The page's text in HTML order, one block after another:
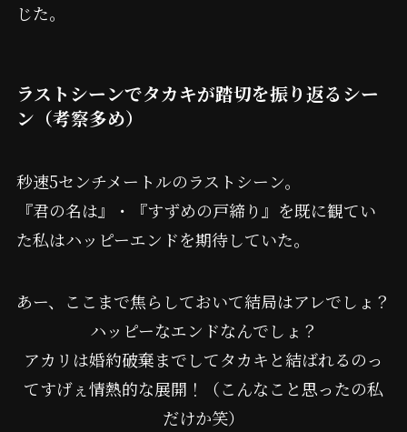
じた。
ラストシーンでタカキが踏切を振り返るシー
ン（考察多め）
秒速5センチメートルのラストシーン。
『君の名は』・『すずめの戸締り』を既に観てい
た私はハッピーエンドを期待していた。
あー、ここまで焦らしておいて結局はアレでしょ？
ハッピーなエンドなんでしょ？
アカリは婚約破棄までしてタカキと結ばれるのっ
てすげぇ情熱的な展開！（こんなこと思ったの私
だけか笑）